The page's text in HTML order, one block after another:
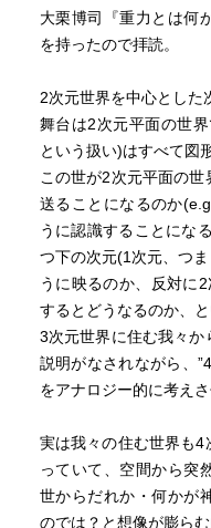
大栗博司『重力とは何
を持ったので拝読。
2次元世界を中心とした
舞台は2次元平面の世
という扱い)はすべて図形
この世が2次元平面の
送ることになるのか
うに認識することにな
つ下の次元(1次元、つ
うに映るのか、反対に
するとどうなるのか、
3次元世界に住む我々か
説明がなされながら、
をアナロジー的に考え
実は我々の住む世界も4
っていて、空間から突
世からだれか・何かが
のでは？と想像が膨らむ